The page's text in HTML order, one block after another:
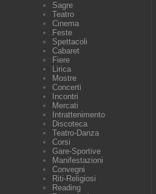
Sagre
Teatro
Cinema
Feste
Spettacoli
Cabaret
Fiere
Lirica
Mostre
Concerti
Incontri
Mercati
Intrattenimento
Discoteca
Teatro-Danza
Corsi
Gare-Sportive
Manifestazioni
Convegni
Riti-Religiosi
Reading